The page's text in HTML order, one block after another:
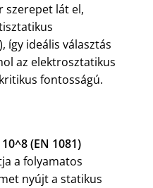
szerepet lát el,
így ideális választás
az elektrosztatikus
fontosságú.
(EN 1081)
a folyamatos
nyújt a statikus